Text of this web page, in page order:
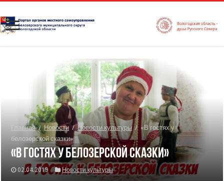
Главная / Новости / Новости культуры / «В гостях у
белозерской сказки»
«В гостях у белозерской сказки»
02.04.2019 Новости культуры